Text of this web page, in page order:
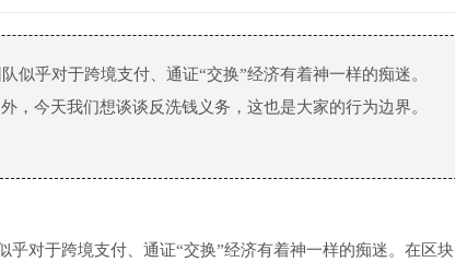
乎对于跨境支付、通证“交换”经济有着神一样的痴迷。
，今天我们想谈谈反洗钱义务，这也是大家的行为边界。
对于跨境支付、通证“交换”经济有着神一样的痴迷。在区块